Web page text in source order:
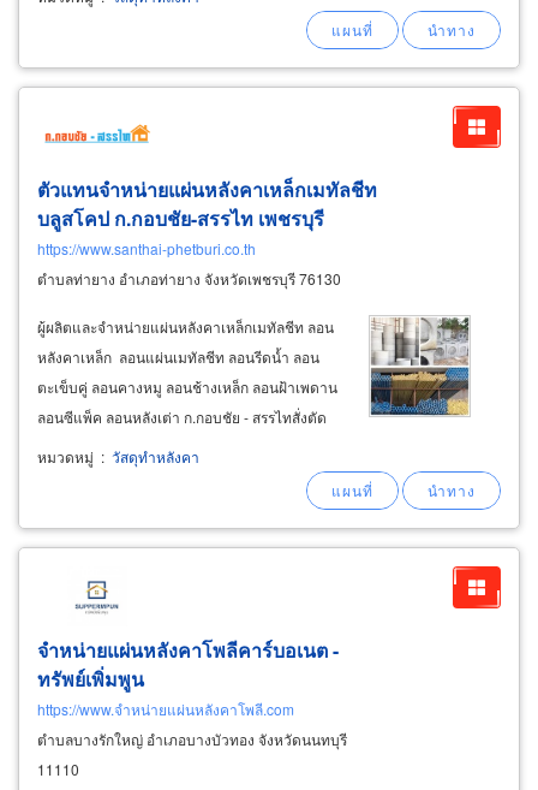
ตะวันออก และภาคตะวันตก มีทั้งแบบ หลังคาเมทัล
ชีทแซนวิช eps กันความร้อน และ ผนังเมทัลชีทแซ
นวิช
ตัวแทนจำหน่ายแผ่นหลังคาเหล็กเมทัลชีท
บลูสโคป ก.กอบชัย-สรรไท เพชรบุรี
https://www.santhai-phetburi.co.th
ตำบลท่ายาง อำเภอท่ายาง จังหวัดเพชรบุรี 76130
​ผู้ผลิตและจำหน่ายแผ่นหลังคาเหล็กเมทัลชีท ลอน
หลังคาเหล็ก ลอนแผ่นเมทัลชีท ลอนรีดน้ำ ลอน
ตะเข็บคู่ ลอนคางหมู ลอนช้างเหล็ก ลอนฝ้าเพดาน
ลอนซีแพ็ค ลอนหลังเต่า ก.กอบชัย - สรรไทสั่งตัด
เพชรบุรี แผ่นเมทัลชีท ลอนมาตรฐาน trimdex 760,
trimmax 825 แผ่นหลังคาเหล็กลอนเวนิสไทล์ แผ่น
หมวดหมู่ : วัสดุทำหลังคา
จำหน่ายแผ่นหลังคาโพลีคาร์บอเนต -
ทรัพย์เพิ่มพูน
https://www.จำหน่ายแผ่นหลังคาโพลี.com
ตำบลบางรักใหญ่ อำเภอบางบัวทอง จังหวัดนนทบุรี
11110